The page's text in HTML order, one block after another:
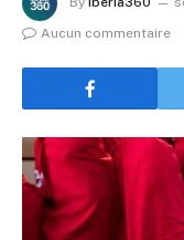
Aucun commentaire